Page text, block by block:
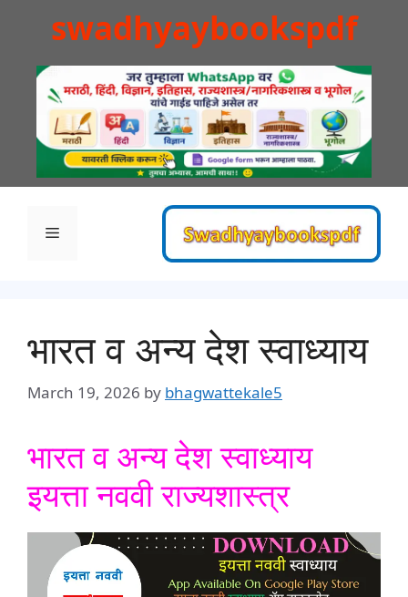
swadhyaybookspdf
Menu
भारत व अन्य देश स्वाध्याय
March 19, 2026 by bhagwattekale5
भारत व अन्य देश स्वाध्याय
इयत्ता नववी राज्यशास्त्र